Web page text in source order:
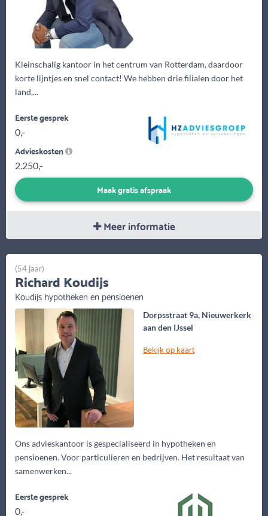
Kleinschalig kantoor in het centrum van Rotterdam, daardoor
korte lijntjes en snel contact! We hebben drie filialen door het
land,...
Eerste gesprek
0,-
Advieskosten
2.250,-
Maak gratis afspraak
Meer informatie
Dorpsstraat 9a, Nieuwerkerk
aan den IJssel
Bekijk op kaart
Ons advieskantoor is gespecialiseerd in hypotheken en
pensioenen. Voor particulieren en bedrijven. Het resultaat van
samenwerken...
(54 jaar)
Richard Koudijs
Koudijs hypotheken en pensioenen
Eerste gesprek
0,-